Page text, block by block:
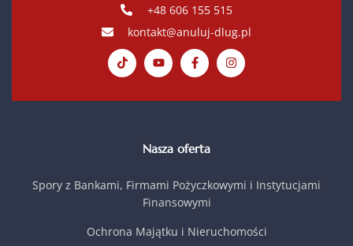
+48 606 155 515
kontakt@anuluj-dlug.pl
Nasza oferta
Spory z Bankami, Firmami Pożyczkowymi i Instytucjami
Finansowymi
Ochrona Majątku i Nieruchomości